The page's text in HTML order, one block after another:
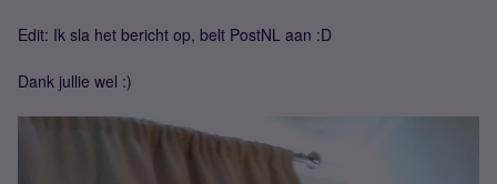
Edit: Ik sla het bericht op, belt PostNL aan :D
Dank jullie wel :)